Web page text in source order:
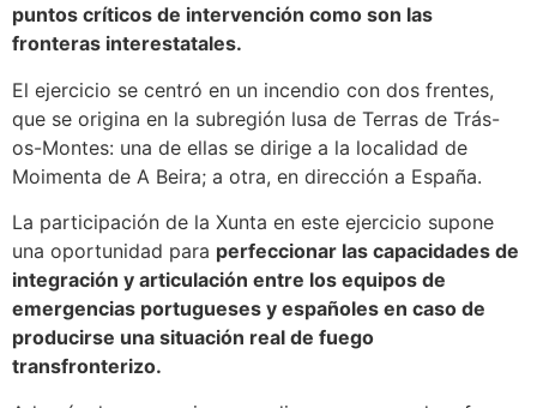
puntos críticos de intervención como son las
fronteras interestatales.
El ejercicio se centró en un incendio con dos frentes,
que se origina en la subregión lusa de Terras de Trás-
os-Montes: una de ellas se dirige a la localidad de
Moimenta de A Beira; a otra, en dirección a España.
La participación de la Xunta en este ejercicio supone
una oportunidad para perfeccionar las capacidades de
integración y articulación entre los equipos de
emergencias portugueses y españoles en caso de
producirse una situación real de fuego
transfronterizo.